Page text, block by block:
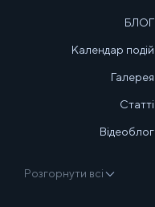
БЛОГ
Календар подій
Галерея
Статті
Відеоблог
Розгорнути всі